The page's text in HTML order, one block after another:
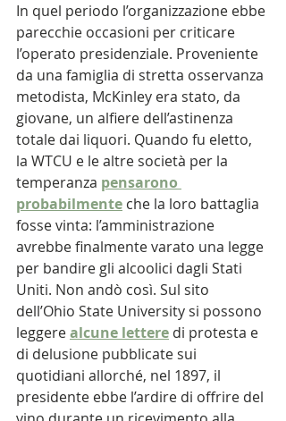
In quel periodo l’organizzazione ebbe
parecchie occasioni per criticare
l’operato presidenziale. Proveniente
da una famiglia di stretta osservanza
metodista, McKinley era stato, da
giovane, un alfiere dell’astinenza
totale dai liquori. Quando fu eletto,
la WTCU e le altre società per la
temperanza pensarono
probabilmente che la loro battaglia
fosse vinta: l’amministrazione
avrebbe finalmente varato una legge
per bandire gli alcoolici dagli Stati
Uniti. Non andò così. Sul sito
dell’Ohio State University si possono
leggere alcune lettere di protesta e
di delusione pubblicate sui
quotidiani allorché, nel 1897, il
presidente ebbe l’ardire di offrire del